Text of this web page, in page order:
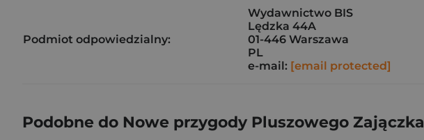
Podmiot odpowiedzialny:
Wydawnictwo BIS
Lędzka 44A
01-446 Warszawa
PL
e-mail: [email protected]
Podobne do Nowe przygody Pluszowego Zajączka